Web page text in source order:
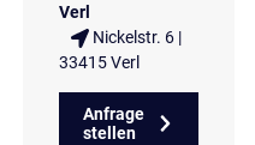
Verl
Nickelstr. 6 |
33415 Verl
Anfrage
stellen